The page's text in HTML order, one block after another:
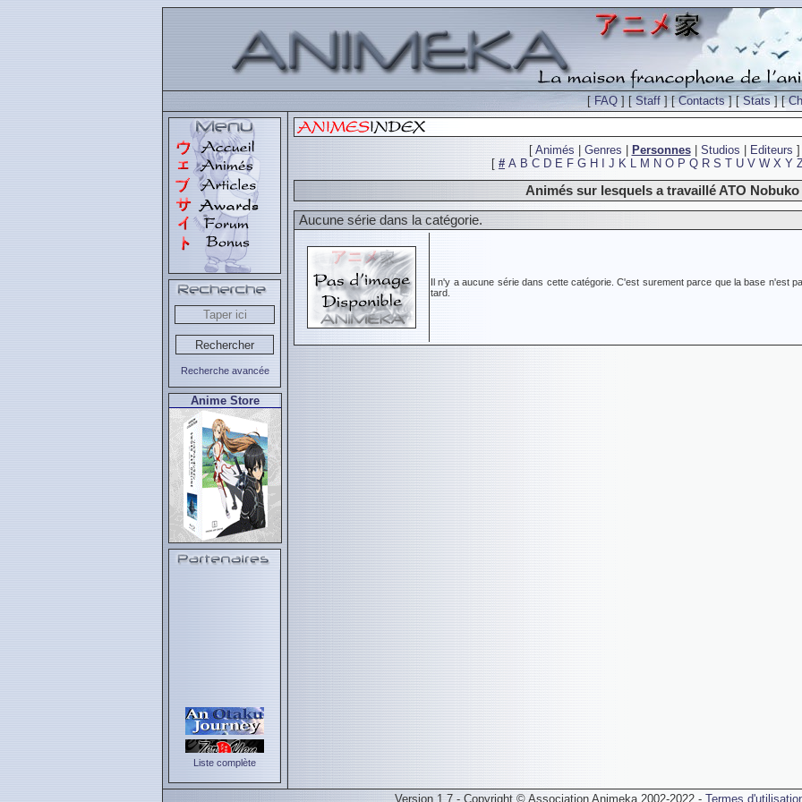
[FAQ ] [Staff ] [Contacts] [Stats] [
Recherche avancée
Anime Store
Liste complète
[ Animés Genres Personnes| Studios Editeurs ]
[ # A B C D E F G H J K L M N O P Q R S T U V W X Y
Animés sur lesquels a travaillé ATO Nobuko
Aucune série dans la catégorie.
Il n'y a aucune série dans cette catégorie. C'est surement parce que la base n'est
tard.
Version 1.7 - Copyright © Association Animeka 2002-2022 - Termes